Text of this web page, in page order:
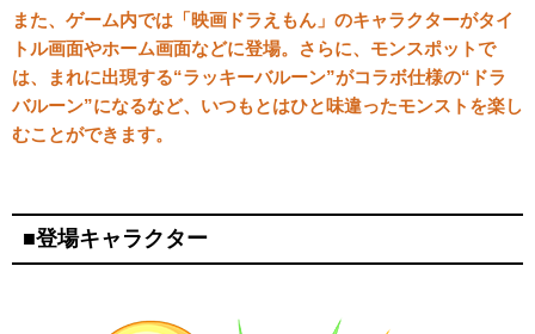
また、ゲーム内では「映画ドラえもん」のキャラクターがタイ
トル画面やホーム画面などに登場。さらに、モンスポットで
は、まれに出現する“ラッキーバルーン”がコラボ仕様の“ドラ
バルーン”になるなど、いつもとはひと味違ったモンストを楽し
むことができます。
■登場キャラクター